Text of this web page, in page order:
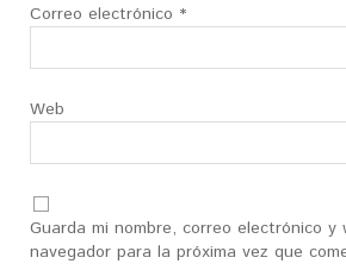
Correo electrónico *
Web
Guarda mi nombre, correo electrónico y
navegador para la próxima vez que